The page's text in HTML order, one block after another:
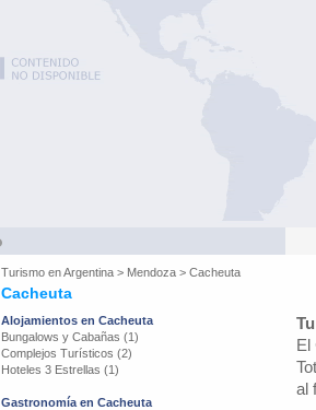
Turismo enArgentina > Mendoza > Cacheuta
Cacheuta
Alojamientos en Cacheuta
Bungalows y Cabañas (1)
Complejos Turísticos (2)
Hoteles 3 Estrellas (1)
Gastronomía en Cacheuta
El
al